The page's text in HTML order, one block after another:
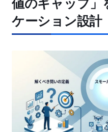
値のギャップ」
ケーション設計